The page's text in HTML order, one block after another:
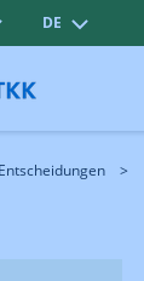
DE
Entscheidungen